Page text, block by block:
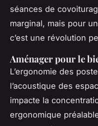
séances de
marginal, mais pour
c’est une révolution
Aménager pour le
L’ergonomie des
l’acoustique des
impacte la
ergonomique